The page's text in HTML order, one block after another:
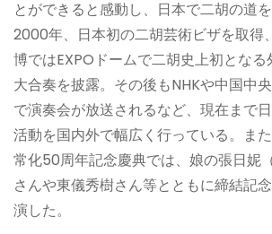
とができると感動し、日本で二胡の道を
2000年、日本初の二胡芸術ビザを取得
博ではEXPOドームで二胡史上初となる
大合奏を披露。その後もNHKや中国中
で演奏会が放送されるなど、現在まで
活動を国内外で幅広く行っている。ま
常化50周年記念慶典では、娘の張日妮
さんや東儀秀樹さん等とともに締結記
演した。